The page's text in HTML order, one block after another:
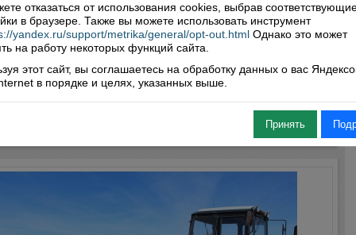
каких сложных условиях проходили нынче заготовка кормов и
урожая, районная газета писала неоднократно. Погода в
смысле слова испытывала аграриев на прочность. Об
минувшей жатвы и готовности к зимовке скота
«ВВ» беседует с начальником управления сельского
районной администрации Вячеславом ЩУКИНЫМ.
Читать далее
отказаться от использования cookies, выбрав
в браузере. Также вы можете использовать инструмент
yandex.ru/support/metrika/general/opt-out.html Однако это может
на работу некоторых функций сайта.
этот сайт, вы соглашаетесь на обработку данных о вас
в порядке и целях, указанных выше.
Принять